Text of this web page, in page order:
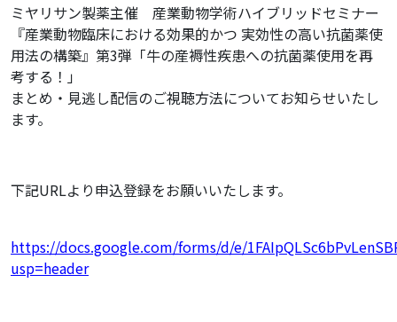
ミヤリサン製薬主催 産業動物学術ハイブリッドセミナー
『産業動物臨床における効果的かつ 実効性の高い抗菌薬使
用法の構築』第3弾「牛の産褥性疾患への抗菌薬使用を再
考する！」
まとめ・見逃し配信のご視聴方法についてお知らせいたし
ます。
下記URLより申込登録をお願いいたします。
https://docs.google.com/forms/d/e/
usp=header